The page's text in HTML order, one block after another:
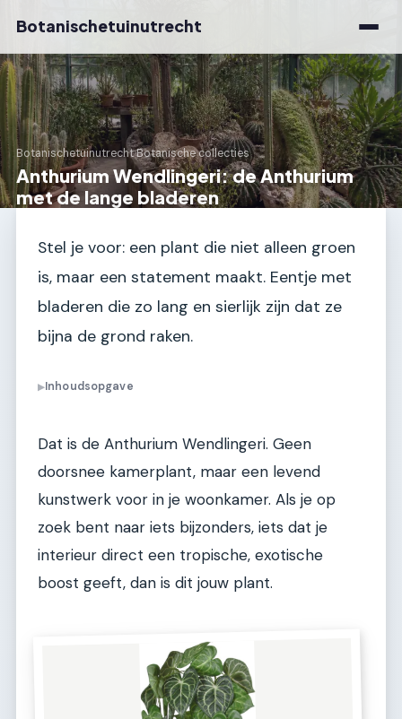
Botanischetuinutrecht
Botanischetuinutrecht›Botanische collecties
Anthurium Wendlingeri: de Anthurium
met de lange bladeren
Stel je voor: een plant die niet alleen groen
is, maar een statement maakt. Eentje met
bladeren die zo lang en sierlijk zijn dat ze
bijna de grond raken.
▶Inhoudsopgave
Dat is de Anthurium Wendlingeri. Geen
doorsnee kamerplant, maar een levend
kunstwerk voor in je woonkamer. Als je op
zoek bent naar iets bijzonders, iets dat je
interieur direct een tropische, exotische
boost geeft, dan is dit jouw plant.